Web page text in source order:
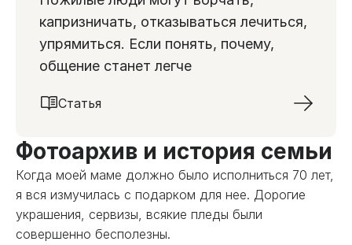
капризничать, отказываться лечиться,
упрямиться. Если понять, почему,
общение станет легче
Статья
Фотоархив и история семьи
Когда моей маме должно было исполниться 70 лет,
я вся измучилась с подарком для нее. Дорогие
украшения, сервизы, всякие пледы были
совершенно бесполезны.